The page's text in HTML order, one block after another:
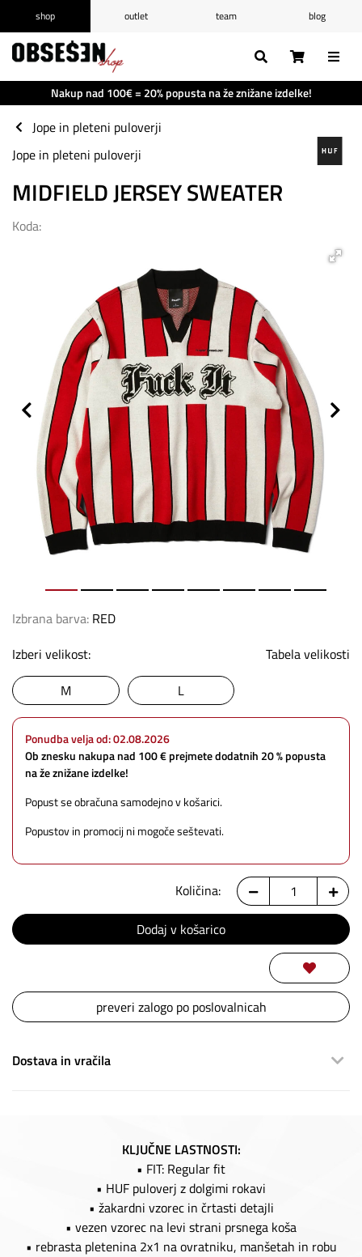
Nakup nad 100€ = 20% popusta na že znižane izdelke!
shop outlet team
blog
Prijava /Registracija
Seznam želja0
Košarica0
Jope in pleteni puloverji
Jope in pleteni puloverji
MIDFIELD JERSEY SWEATER
Koda:
Izbrana barva: RED
Tabela velikosti
Izberi velikost:
M
L
Ponudba velja od: 02.08.2026
Ob znesku nakupa nad 100 € prejmete dodatnih 20 % popusta
na že znižane izdelke!
Popust se obračuna samodejno v košarici.
Popustov in promocij ni mogoče seštevati.
Količina:
preveri zalogo po poslovalnicah
Dostava in vračila
KLJUČNE LASTNOSTI:
• FIT: Regular fit
• HUF puloverj z dolgimi rokavi
• žakardni vzorec in črtasti detajli
• vezen vzorec na levi strani prsnega koša
• rebrasta pletenina 2x1 na ovratniku, manšetah in robu